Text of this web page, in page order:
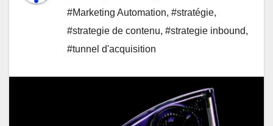
#Marketing Automation, #stratégie,
#strategie de contenu, #strategie inbound,
#tunnel d'acquisition